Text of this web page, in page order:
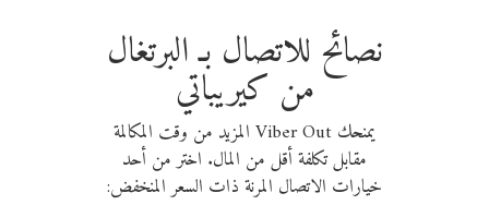
نصائح للاتصال بـ البرتغال
من كيريباتي
يمنحك Viber Out المزيد من وقت المكالمة
مقابل تكلفة أقل من المال. اختر من أحد
خيارات الاتصال المرنة ذات السعر المنخفض: